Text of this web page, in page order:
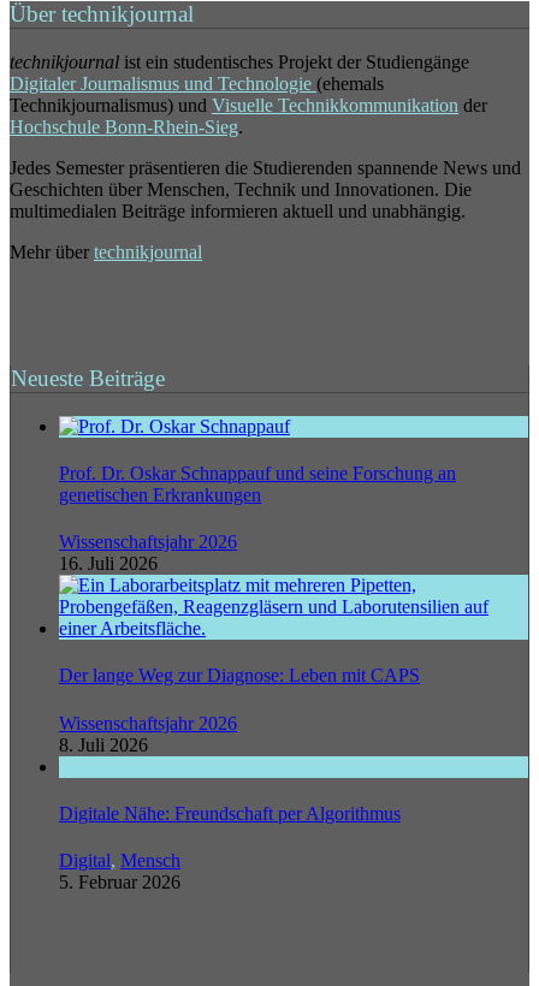
Über technikjournal
technikjournal ist ein studentisches Projekt der Studiengänge
Digitaler Journalismus und Technologie (ehemals
Technikjournalismus) und Visuelle Technikkommunikation der
Hochschule Bonn-Rhein-Sieg.
Jedes Semester präsentieren die Studierenden spannende News und
Geschichten über Menschen, Technik und Innovationen. Die
multimedialen Beiträge informieren aktuell und unabhängig.
Mehr über technikjournal
Neueste Beiträge
Prof. Dr. Oskar Schnappauf und seine Forschung an
genetischen Erkrankungen
Wissenschaftsjahr 2026
16. Juli 2026
Der lange Weg zur Diagnose: Leben mit CAPS
Wissenschaftsjahr 2026
8. Juli 2026
Digitale Nähe: Freundschaft per Algorithmus
Digital, Mensch
5. Februar 2026